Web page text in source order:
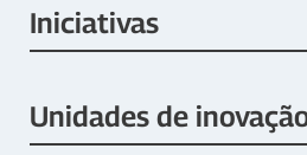
Iniciativas
Unidades de